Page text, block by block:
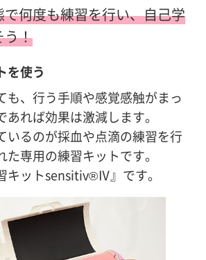
何度も練習を行い、自己学
う！
を使う
も、行う手順や感覚感触がまっ
れば効果は激減します。
いるのが採血や点滴の練習を行
た専用の練習キットです。
キットsensitiv®Ⅳ』です。